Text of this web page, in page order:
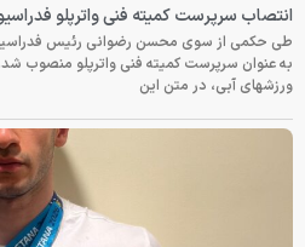
انتصاب سرپرست کمیته فنی واترپلو
طی حکمی از سوی محسن رضوانی رئیس
به عنوان سرپرست کمیته فنی واترپلو منصوب
ورزشهای آبی، در متن این